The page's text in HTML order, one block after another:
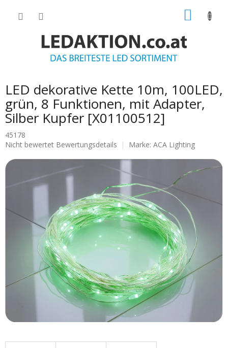
LED dekorative Kette 10m, 100LED,
grün, 8 Funktionen, mit Adapter,
Silber Kupfer [X01100512]
45178
Die
Produktbewertung
Sternen.
Nicht bewertet Bewertungsdetails Marke: ACA Lighting